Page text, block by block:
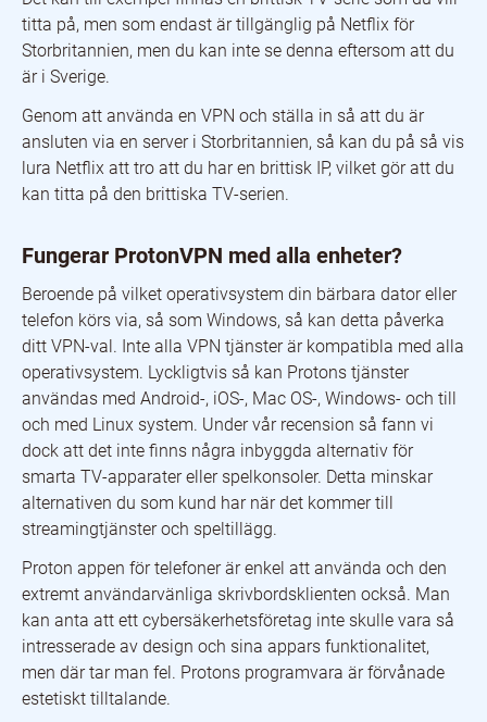
titta på, men som endast är tillgänglig på Netflix för
Storbritannien, men du kan inte se denna eftersom att du
är i Sverige.
Genom att använda en VPN och ställa in så att du är
ansluten via en server i Storbritannien, så kan du på så vis
lura Netflix att tro att du har en brittisk IP, vilket gör att du
kan titta på den brittiska TV-serien.
Fungerar ProtonVPN med alla enheter?
Beroende på vilket operativsystem din bärbara dator eller
telefon körs via, så som Windows, så kan detta påverka
ditt VPN-val. Inte alla VPN tjänster är kompatibla med alla
operativsystem. Lyckligtvis så kan Protons tjänster
användas med Android-, iOS-, Mac OS-, Windows- och till
och med Linux system. Under vår recension så fann vi
dock att det inte finns några inbyggda alternativ för
smarta TV-apparater eller spelkonsoler. Detta minskar
alternativen du som kund har när det kommer till
streamingtjänster och speltillägg.
Proton appen för telefoner är enkel att använda och den
extremt användarvänliga skrivbordsklienten också. Man
kan anta att ett cybersäkerhetsföretag inte skulle vara så
intresserade av design och sina appars funktionalitet,
men där tar man fel. Protons programvara är förvånade
estetiskt tilltalande.